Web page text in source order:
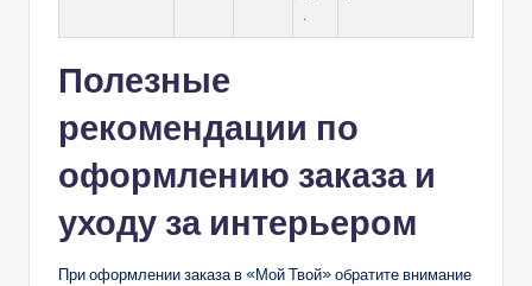
Полезные
рекомендации по
оформлению заказа и
уходу за интерьером
При оформлении заказа в «Мой Твой» обратите внимание